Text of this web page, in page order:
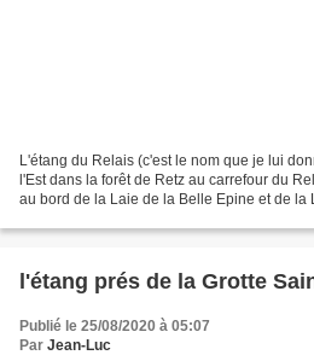
L'étang du Relais (c'est le nom que je lui
l'Est dans la forêt de Retz au carrefour du
au bord de la Laie de la Belle Epine et de la
l'étang prés de la Grotte
Publié le 25/08/2020 à 05:07
Par Jean-Luc